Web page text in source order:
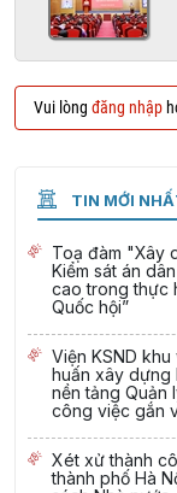
Vui lòng đăng nhập
TIN MỚI
Toạ đàm "Xây
Kiểm sát án
cao trong thực
Quốc hội”
Viện KSND
huấn xây dựng
nền tảng Quản
công việc gắn
Xét xử thành
thành phố Hà